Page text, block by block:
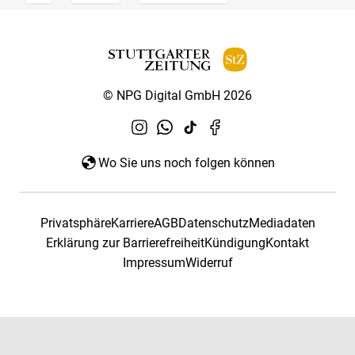
© NPG Digital GmbH 2026
Wo Sie uns noch folgen können
PrivatsphäreKarriereAGBDatenschutzMediadaten
Erklärung zur BarrierefreiheitKündigungKontakt
ImpressumWiderruf